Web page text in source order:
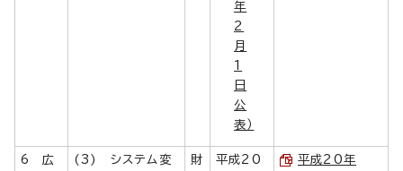
年
2
月
1
日
公
表）
6 広
(3) システム変
財
平成20
平成20年